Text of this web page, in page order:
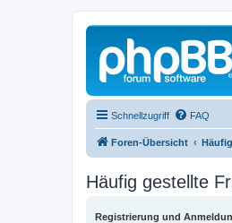
Schnellzugriff FAQ
Foren-Übersicht
Häufig gestellte
Registrierung und